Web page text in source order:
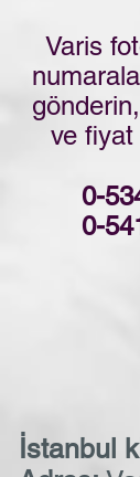
Varis
ve fiyat
0-
0-
İstanbul